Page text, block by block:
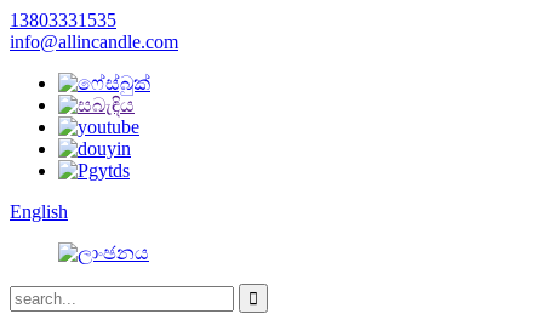
13803331535
info@allincandle.com
English